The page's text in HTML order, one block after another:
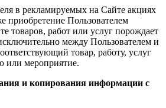
в рекламируемых на Сайте акциях
приобретение Пользователем
товаров, работ или услуг порождает
между Пользователем и
товар, работу, услуг
или мероприятие.
и копирования информации с